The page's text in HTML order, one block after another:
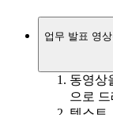
업무 발표 영
동영상
으로